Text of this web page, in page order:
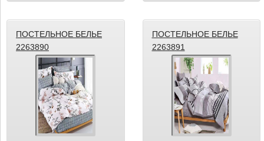
ПОСТЕЛЬНОЕ БЕЛЬЕ
2263890
ПОСТЕЛЬНОЕ БЕЛЬЕ
2263891